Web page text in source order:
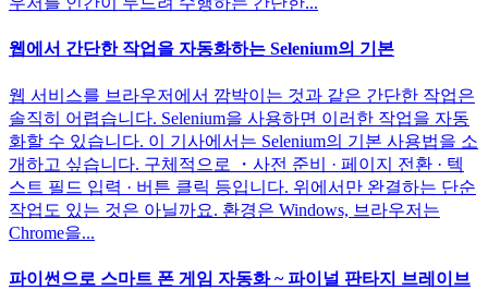
웹에서 간단한 작업을 자동화하는 Selenium의 기본
웹 서비스를 브라우저에서 깜박이는 것과 같은 간단한 작업은
솔직히 어렵습니다. Selenium을 사용하면 이러한 작업을 자동
화할 수 있습니다. 이 기사에서는 Selenium의 기본 사용법을 소
개하고 싶습니다. 구체적으로 ・사전 준비 · 페이지 전환 · 텍
스트 필드 입력 · 버튼 클릭 등입니다. 위에서만 완결하는 단순
작업도 있는 것은 아닐까요. 환경은 Windows, 브라우저는
Chrome을...
파이썬으로 스마트 폰 게임 자동화 ~ 파이널 판타지 브레이브